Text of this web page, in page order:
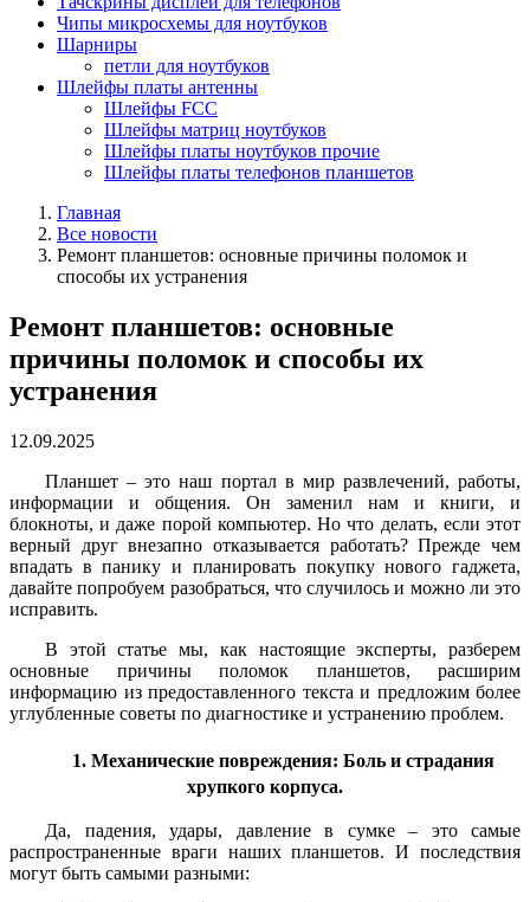
Чипы микросхемы для ноутбуков
Шарниры
петли для ноутбуков
Шлейфы платы антенны
Шлейфы FCC
Шлейфы матриц ноутбуков
Шлейфы платы ноутбуков прочие
Шлейфы платы телефонов планшетов
Главная
Все новости
Ремонт планшетов: основные причины поломок и
способы их устранения
Ремонт планшетов: основные
причины поломок и способы их
устранения
12.09.2025
Планшет – это наш портал в мир развлечений, работы,
информации и общения. Он заменил нам и книги, и
блокноты, и даже порой компьютер. Но что делать, если этот
верный друг внезапно отказывается работать? Прежде чем
впадать в панику и планировать покупку нового гаджета,
давайте попробуем разобраться, что случилось и можно ли это
исправить.
В этой статье мы, как настоящие эксперты, разберем
основные причины поломок планшетов, расширим
информацию из предоставленного текста и предложим более
углубленные советы по диагностике и устранению проблем.
1. Механические повреждения: Боль и страдания
хрупкого корпуса.
Да, падения, удары, давление в сумке – это самые
распространенные враги наших планшетов. И последствия
могут быть самыми разными: